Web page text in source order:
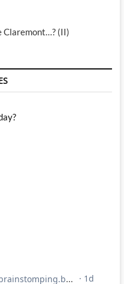
Claremont…? (II)